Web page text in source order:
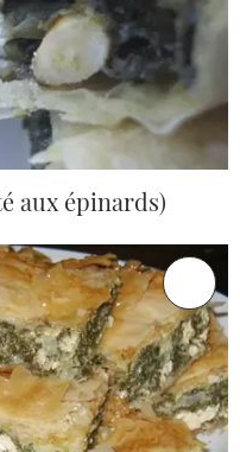
aux épinards)